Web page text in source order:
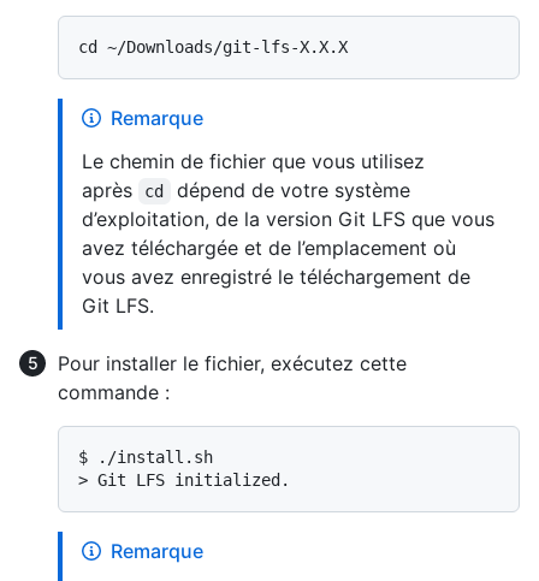
Remarque
Le chemin de fichier que vous utilisez
après
cd
dépend de votre système
d’exploitation, de la version Git LFS que vous
avez téléchargée et de l’emplacement où
vous avez enregistré le téléchargement de
Git LFS.
Pour installer le fichier, exécutez cette
commande :
$
./install.sh
> Git LFS initialized.
Remarque